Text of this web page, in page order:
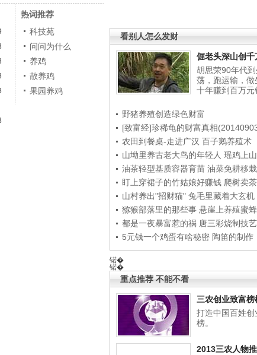
看别人怎么发财
倔老头深山创千
胡思荣90年代
荡，跑运输，做
十年赚到百万元
野猪养殖创造绿色财富
[致富经]珍稀龟的财富真相
农田到餐桌-走进广汉 百子鹅养殖术
山坳里养古老大鸟的年轻人 瑶鸡上山
油茶轻型基质容器育苗 油菜免耕移栽
盯上穿裙子的竹姑娘好赚钱 爬树卖茶
山村养出"招财猫" 兔毛里藏着大玄机
猕猴部落里的那些事 悬崖上养殖蜜蜂
都是一夜暴富惹的祸 唐三彩烧制技艺
5元钱一个鸡蛋有啥秘密 陶笛的制作
锘�
锘�
重点推荐 不能不看
三农创业致富榜
打造中国百姓创
榜。
2013三农人物
热词推荐
科技苑
问问为什么
养鸡
散养鸡
果园养鸡